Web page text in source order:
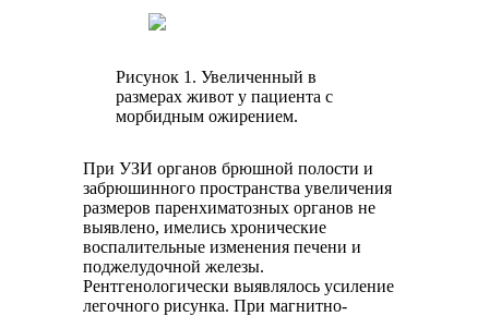
Рисунок 1. Увеличенный в
размерах живот у пациента с
морбидным ожирением.
При УЗИ органов брюшной полости и
забрюшинного пространства увеличения
размеров паренхиматозных органов не
выявлено, имелись хронические
воспалительные изменения печени и
поджелудочной железы.
Рентгенологически выявлялось усиление
легочного рисунка. При магнитно-